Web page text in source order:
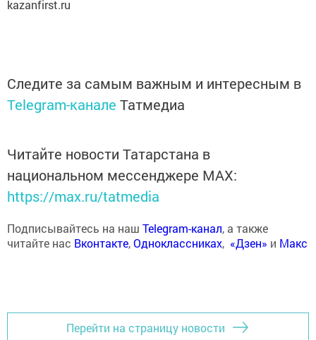
kazanfirst.ru
Следите за самым важным и интересным в
Telegram-канале Татмедиа
Читайте новости Татарстана в
национальном мессенджере MАХ:
https://max.ru/tatmedia
Подписывайтесь на наш Telegram-канал, а также
читайте нас Вконтакте,Одноклассниках, «Дзен» и Макс
Перейти на страницу новости